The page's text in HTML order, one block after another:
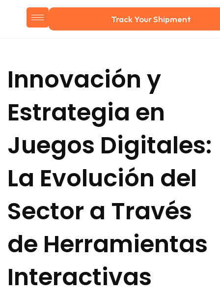
Track Your Shipment
Innovación y
Estrategia en
Juegos Digitales:
La Evolución del
Sector a Través
de Herramientas
Interactivas